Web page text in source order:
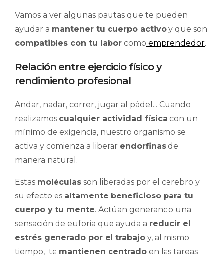
Vamos a ver algunas pautas que te pueden
ayudar a mantener tu cuerpo activo y que son
compatibles con tu labor como emprendedor.
Relación entre ejercicio físico y
rendimiento profesional
Andar, nadar, correr, jugar al pádel... Cuando
realizamos cualquier actividad física con un
mínimo de exigencia, nuestro organismo se
activa y comienza a liberar endorfinas de
manera natural.
Estas moléculas son liberadas por el cerebro y
su efecto es altamente beneficioso para tu
cuerpo y tu mente. Actúan generando una
sensación de euforia que ayuda a reducir el
estrés generado por el trabajo y, al mismo
tiempo, te mantienen centrado en las tareas